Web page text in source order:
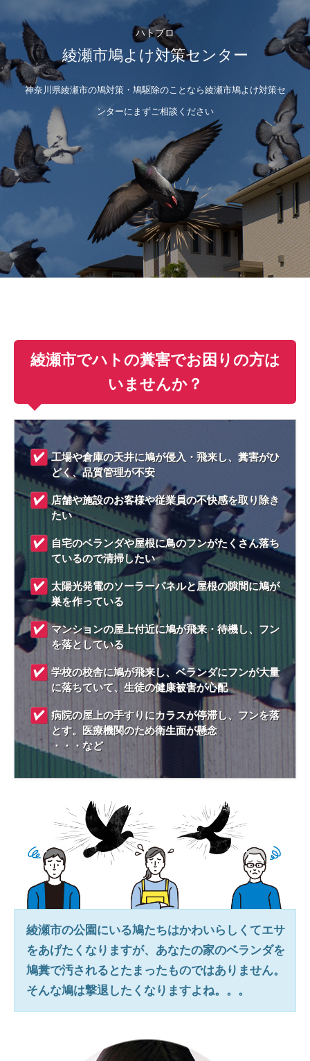
ハトプロ
綾瀬市鳩よけ対策センター
神奈川県綾瀬市の鳩対策・鳩駆除のことなら綾瀬市鳩よけ対策セ
ンターにまずご相談ください
綾瀬市でハトの糞害でお困りの方は
いませんか？
工場や倉庫の天井に鳩が侵入・飛来し、糞害がひ
どく、品質管理が不安
店舗や施設のお客様や従業員の不快感を取り除き
たい
自宅のベランダや屋根に鳥のフンがたくさん落ち
ているので清掃したい
太陽光発電のソーラーパネルと屋根の隙間に鳩が
巣を作っている
マンションの屋上付近に鳩が飛来・待機し、フン
を落としている
学校の校舎に鳩が飛来し、ベランダにフンが大量
に落ちていて、生徒の健康被害が心配
病院の屋上の手すりにカラスが停滞し、フンを落
とす。医療機関のため衛生面が懸念
・・・など
綾瀬市の公園にいる鳩たちはかわいらしくてエサ
をあげたくなりますが、あなたの家のベランダを
鳩糞で汚されるとたまったものではありません。
そんな鳩は撃退したくなりますよね。。。